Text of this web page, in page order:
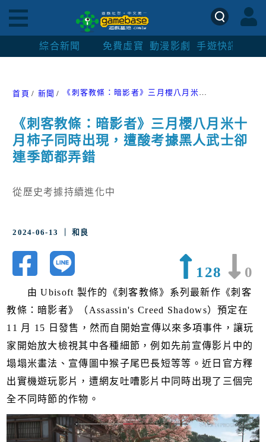
綜合新聞 免費虛寶 動漫影劇 手遊快訊
首頁 新聞 《刺客教條：暗影者》三月櫻八月米十月柿子同時出現，遭酸考據黑人武士卻連季節都弄錯
《刺客教條：暗影者》三月櫻八月米十
月柿子同時出現，遭酸考據黑人武士卻
連季節都弄錯
從歷史考據持續進化中
2024-06-13 ｜ 和良
128 0
由 Ubisoft 製作的《刺客教條》系列最新作《刺客
教條：暗影者》（Assassin's Creed Shadows）預定在
11 月 15 日發售，然而自開始宣傳以來多項事件，讓玩
家開始放大檢視其中各種細節，例如先前宣傳影片中的
塌塌米畫法、宣傳圖中猴子尾巴長短等等。近日官方釋
出實機遊玩影片，遭網友吐嘈影片中同時出現了三個完
全不同時節的作物。